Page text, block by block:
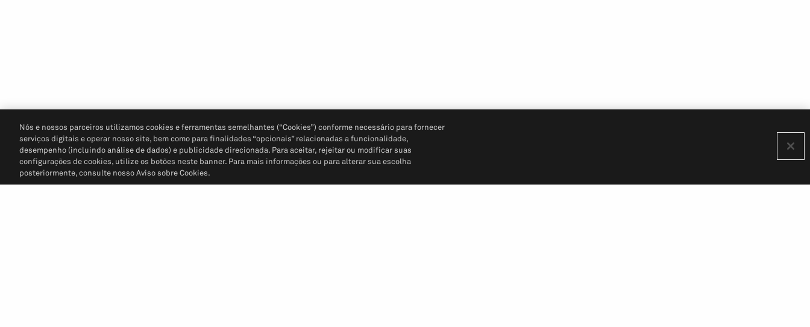
Nós e nossos parceiros utilizamos cookies e ferramentas semelhantes (“Cookies”) conforme necessário para fornecer
serviços digitais e operar nosso site, bem como para finalidades “opcionais” relacionadas a funcionalidade,
desempenho (incluindo análise de dados) e publicidade direcionada. Para aceitar, rejeitar ou modificar suas
configurações de cookies, utilize os botões neste banner. Para mais informações ou para alterar sua escolha
posteriormente, consulte nosso Aviso sobre Cookies.